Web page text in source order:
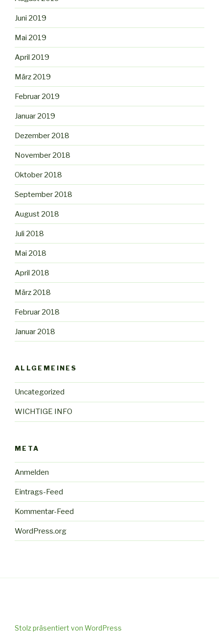
Juni 2019
Mai 2019
April 2019
März 2019
Februar 2019
Januar 2019
Dezember 2018
November 2018
Oktober 2018
September 2018
August 2018
Juli 2018
Mai 2018
April 2018
März 2018
Februar 2018
Januar 2018
ALLGEMEINES
Uncategorized
WICHTIGE INFO
META
Anmelden
Eintrags-Feed
Kommentar-Feed
WordPress.org
Stolz präsentiert von WordPress